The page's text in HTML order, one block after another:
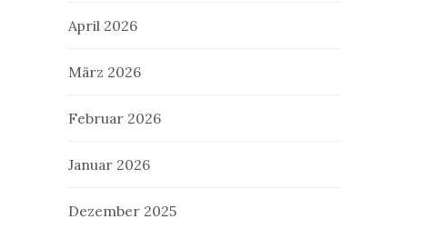
April 2026
März 2026
Februar 2026
Januar 2026
Dezember 2025